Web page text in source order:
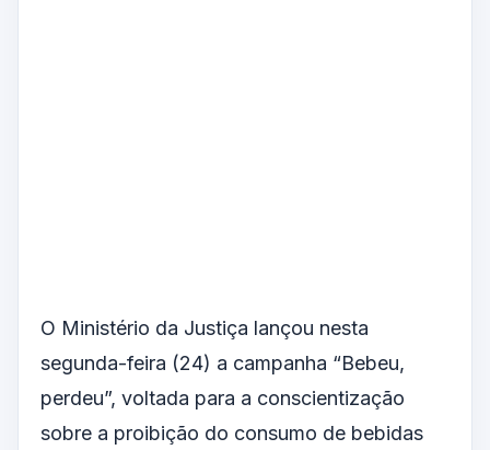
O Ministério da Justiça lançou nesta
segunda-feira (24) a campanha “Bebeu,
perdeu”, voltada para a conscientização
sobre a proibição do consumo de bebidas